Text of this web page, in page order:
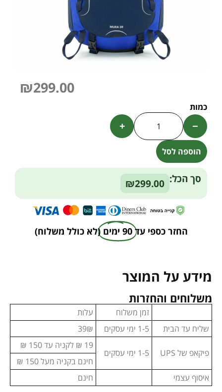
₪299.00
−
+
הוספה לסל
Alternative:
סך הכל: ₪299.00
החזר כספי עד 90 ימים (לא כולל משלוח)
מידע על המוצר
משלוחים והחזרות
זמן משלוח
עלות
שליח עד הבית
1-5 ימי עסקים 39₪
פיקאפ של UPS 1-5 ימי עסקים
19 ₪ לקניה עד 150 ₪
חינם בקניה מעל 150 ₪
איסוף עצמי
חינם